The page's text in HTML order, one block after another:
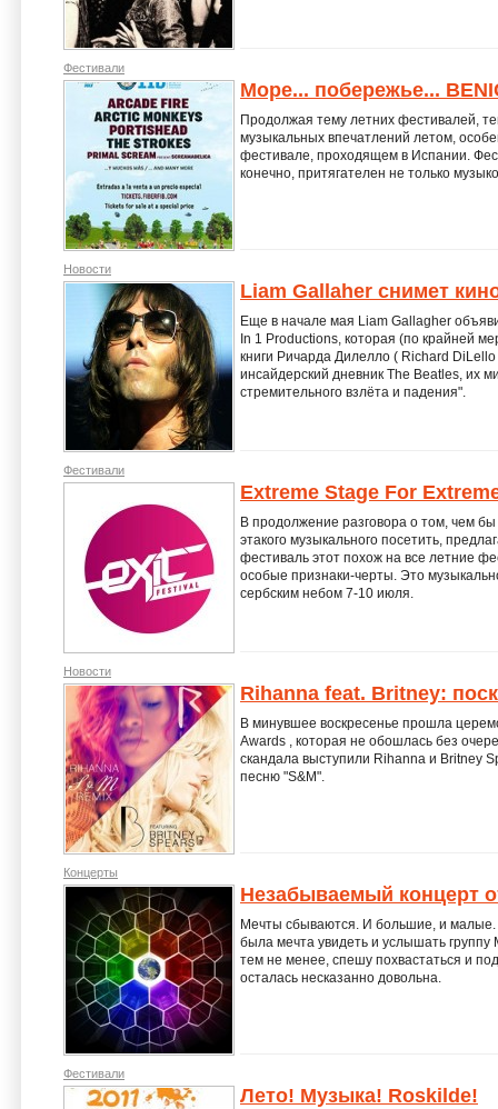
Фестивали
Море... побережье...
Продолжая тему летних фестивалей,
музыкальных впечатлений летом,
фестивале, проходящем в Испании.
конечно, притягателен не только
Новости
Liam Gallaher снимет
Еще в начале мая Liam Gallagher
In 1 Productions, которая (по крайней
книги Ричарда Дилелло ( Richard
инсайдерский дневник The Beatles, их
стремительного взлёта и падения".
Фестивали
Extreme Stage For
В продолжение разговора о том, чем
этакого музыкального посетить,
фестиваль этот похож на все летние
особые признаки-черты. Это
сербским небом 7-10 июля.
Новости
Rihanna feat. Britney:
В минувшее воскресенье прошла
Awards , которая не обошлась без
скандала выступили Rihanna и Britney
песню "S&M".
Концерты
Незабываемый концерт
Мечты сбываются. И большие, и
была мечта увидеть и услышать
тем не менее, спешу похвастаться и
осталась несказанно довольна.
Фестивали
Лето! Музыка! Roskilde!